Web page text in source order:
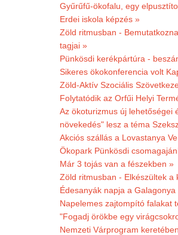
Gyűrűfű-ökofalu, egy
Erdei iskola képzés »
Zöld ritmusban -
tagjai »
Pünkösdi kerékpártúra -
Sikeres ökokonferencia volt
Zöld-Aktív Szociális
Folytatódik az Orfűi Helyi
Az ökoturizmus új lehetőségei
növekedés" lesz a téma
Akciós szállás a Lovastanya
Ökopark Pünkösdi
Már 3 tojás van a fészekben »
Zöld ritmusban - Elkészültek
Édesanyák napja a
Napelemes zajtompító falakat
"Fogadj örökbe egy
Nemzeti Várprogram